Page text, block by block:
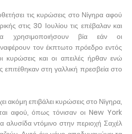
τις κυρώσεις στο Νίγηρα αφού
στις 30 Ιουλίου τις επέβαλαν και
χρησιμοποιήσουν βία εάν οι
τον έκπτωτο πρόεδρο εντός
κυρώσεις και οι απειλές ήρθαν ενώ
επιτέθηκαν στη γαλλική πρεσβεία στο
ακόμη επιβάλει κυρώσεις στο Νίγηρα,
αφού, όπως τόνισαν οι New York
ντόμινο στην περιοχή Σαχέλ